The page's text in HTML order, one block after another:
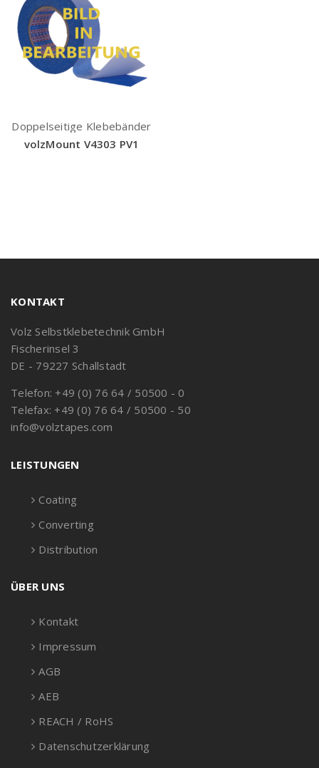
Doppelseitige Klebebänder
volzMount V4303 PV1
KONTAKT
Volz Selbstklebetechnik GmbH
Fischerinsel 3
DE - 79227 Schallstadt
Telefon: +49 (0) 76 64 / 50500 - 0
Telefax: +49 (0) 76 64 / 50500 - 50
info@volztapes.com
LEISTUNGEN
Coating
Converting
Distribution
ÜBER UNS
Kontakt
Impressum
AGB
AEB
REACH / RoHS
Datenschutzerklärung